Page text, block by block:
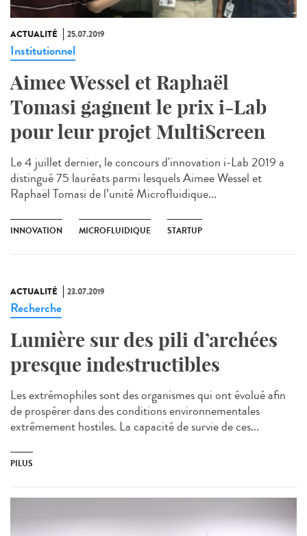
ACTUALITÉ 25.07.2019
Institutionnel
Aimee Wessel et Raphaël
Tomasi gagnent le prix i-Lab
pour leur projet MultiScreen
Le 4 juillet dernier, le concours d'innovation i-Lab 2019 a
distingué 75 lauréats parmi lesquels Aimee Wessel et
Raphaël Tomasi de l’unité Microfluidique...
INNOVATION MICROFLUIDIQUE STARTUP
ACTUALITÉ 23.07.2019
Recherche
Lumière sur des pili d’archées
presque indestructibles
Les extrémophiles sont des organismes qui ont évolué afin
de prospérer dans des conditions environnementales
extrêmement hostiles. La capacité de survie de ces...
PILUS